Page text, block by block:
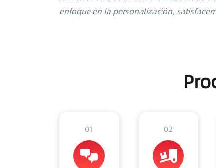
enfoque en la personalización,
01 02